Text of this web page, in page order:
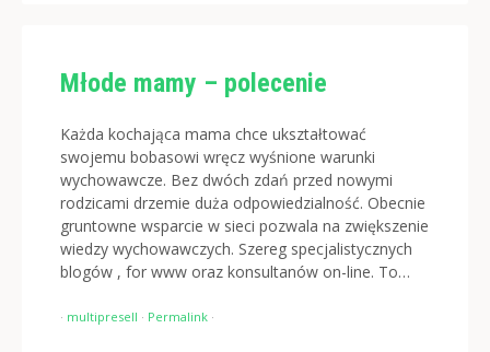
Młode mamy – polecenie
Każda kochająca mama chce ukształtować
swojemu bobasowi wręcz wyśnione warunki
wychowawcze. Bez dwóch zdań przed nowymi
rodzicami drzemie duża odpowiedzialność. Obecnie
gruntowne wsparcie w sieci pozwala na zwiększenie
wiedzy wychowawczych. Szereg specjalistycznych
blogów , for www oraz konsultanów on-line. To…
· multipresell · Permalink ·